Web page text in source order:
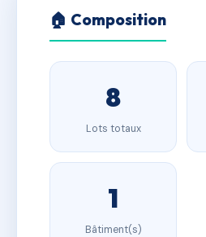
🏠 Composition
8
Lots totaux
1
Bâtiment(s)